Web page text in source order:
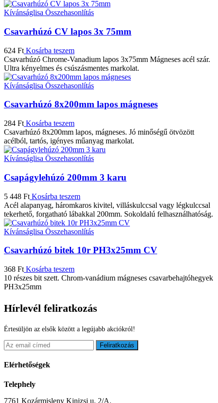
Kívánságlisa Összehasonlítás
Csavarhúzó CV lapos 3x 75mm
624 Ft Kosárba teszem
Csavarhúzó Chrome-Vanadium lapos 3x75mm Mágneses acél szár.
Ultra kényelmes és csúszásmentes markolat.
Kívánságlisa Összehasonlítás
Csavarhúzó 8x200mm lapos mágneses
284 Ft Kosárba teszem
Csavarhúzó 8x200mm lapos, mágneses. Jó minőségű ötvözött
acélból, tartós, igényes műanyag markolat.
Kívánságlisa Összehasonlítás
Csapágylehúzó 200mm 3 karu
5 448 Ft Kosárba teszem
Acél alapanyag, háromkaros kivitel, villáskulccsal vagy légkulccsal
tekerhető, forgatható lábakkal 200mm. Sokoldalú felhasználhatóság.
Kívánságlisa Összehasonlítás
Csavarhúzó bitek 10r PH3x25mm CV
368 Ft Kosárba teszem
10 részes bit szett. Chrom-vanádium mágneses csavarbehajtóhegyek
PH3x25mm
Hírlevél feliratkozás
Értesüljön az elsők között a legújabb akciókról!
Feliratkozás
Elérhetőségek
Telephely
7761 Kozármisleny Kinizsi u. 2/A.